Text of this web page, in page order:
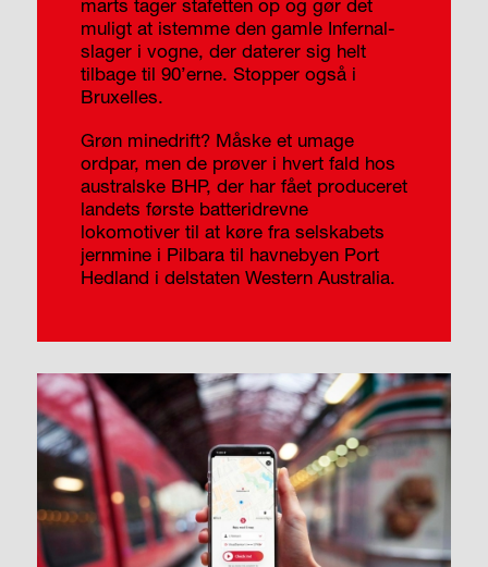
muligt at istemme den gamle Infernal-
slager i vogne, der daterer sig helt
tilbage til 90’erne. Stopper også i
Bruxelles.
Grøn minedrift? Måske et umage
ordpar, men de prøver i hvert fald hos
australske BHP, der har fået produceret
landets første batteridrevne
lokomotiver til at køre fra selskabets
jernmine i Pilbara til havnebyen Port
Hedland i delstaten Western Australia.